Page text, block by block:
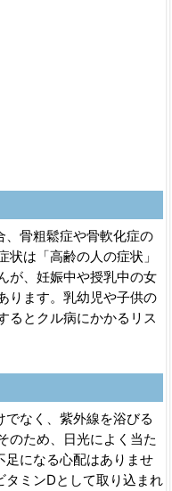
、骨粗鬆症や骨軟化症の
は「高齢の人の症状」
が、妊娠中や授乳中の女
ります。乳幼児や子供の
るとクル病にかかるリス
なく、紫外線を浴びる
のため、日光によく当た
足になる心配はありませ
ミンDとして取り込まれ